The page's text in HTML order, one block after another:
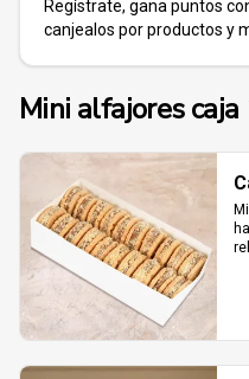
Regístrate, gana puntos
canjealos por productos y
Mini alfajores caja